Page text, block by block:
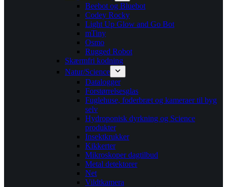
Beebot og Bluebot
Codey Rocky
Light Up Glow and Go Bot
mTiny
Osmo
Rugged Robot
Skærmfri kodning
Natur/Science
Datalogger
Forstørrelsesglas
Fuglehuse, foderbræt og kameraer til byg
selv
Hydroponisk dyrkning og Science
produkter
Insektkrukker
Kikkerter
Mikroskoper dagtilbud
Metal detektorer
Net
Vildtkamera